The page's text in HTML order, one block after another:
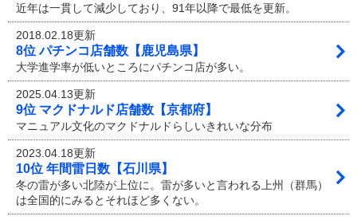
近年は一貫して減少しており、91年以降で最低を更新。
2018.02.18更新
8位 パチンコ店舗数【鹿児島県】
大学進学率が低いところにパチンコ店が多い。
2025.04.13更新
9位 マクドナルド店舗数【京都府】
マニュアル文化のマクドナルドらしいきれいな分布
2023.04.18更新
10位 年間雷日数【石川県】
冬の雷が多い北陸が上位に。雷が多いと言われる上州（群馬）
は全国的にみるとそれほど多くない。